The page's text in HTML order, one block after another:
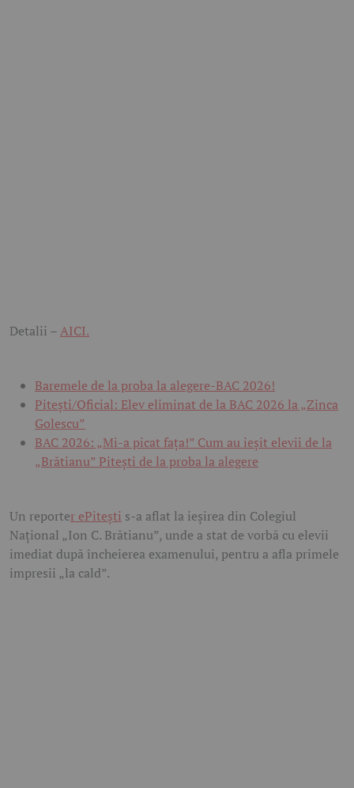
Detalii –AICI.
Baremele de la proba la alegere-BAC 2026!
Pitești/Oficial: Elev eliminat de la BAC 2026 la „Zinca
Golescu”
BAC 2026: „Mi-a picat fața!” Cum au ieșit elevii de la
„Brătianu” Pitești de la proba la alegere
Un reporter ePitești s-a aflat la ieșirea din Colegiul
Național „Ion C. Brătianu”, unde a stat de vorbă cu elevii
imediat după încheierea examenului, pentru a afla primele
impresii „la cald”.